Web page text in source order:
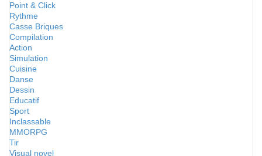
Point & Click
Rythme
Casse Briques
Compilation
Action
Simulation
Cuisine
Danse
Dessin
Educatif
Sport
Inclassable
MMORPG
Tir
Visual novel